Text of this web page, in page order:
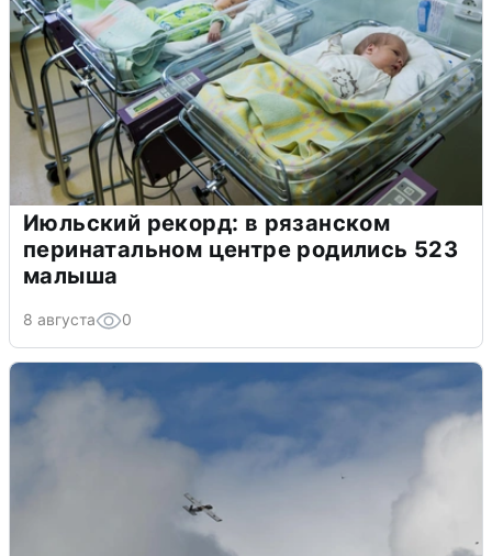
Июльский рекорд: в рязанском
перинатальном центре родились 523
малыша
8 августа 0